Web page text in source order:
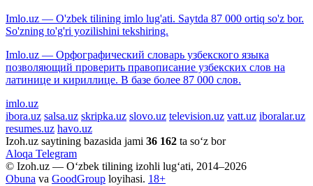
Imlo.uz — O'zbek tilining imlo lug'ati. Saytda 87 000 ortiq so'z bor.
So'zning to'g'ri yozilishini tekshiring.
Imlo.uz — Орфографический словарь узбекского языка
позволяющий проверить правописание узбекских слов на
латинице и кириллице. В базе более 87 000 слов.
imlo.uz
ibora.uz salsa.uz skripka.uz slovo.uz television.uz vatt.uz iboralar.uz
resumes.uz havo.uz
Izoh.uz saytining bazasida jami 36 162 ta so‘z bor
Aloqa Telegram
© Izoh.uz — O‘zbek tilining izohli lug‘ati, 2014–2026
Obuna va GoodGroup loyihasi. 18+